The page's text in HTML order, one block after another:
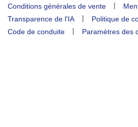
Conditions générales de vente
|
Transparence de l'IA
| Politique de
Code de conduite
| Paramètres des